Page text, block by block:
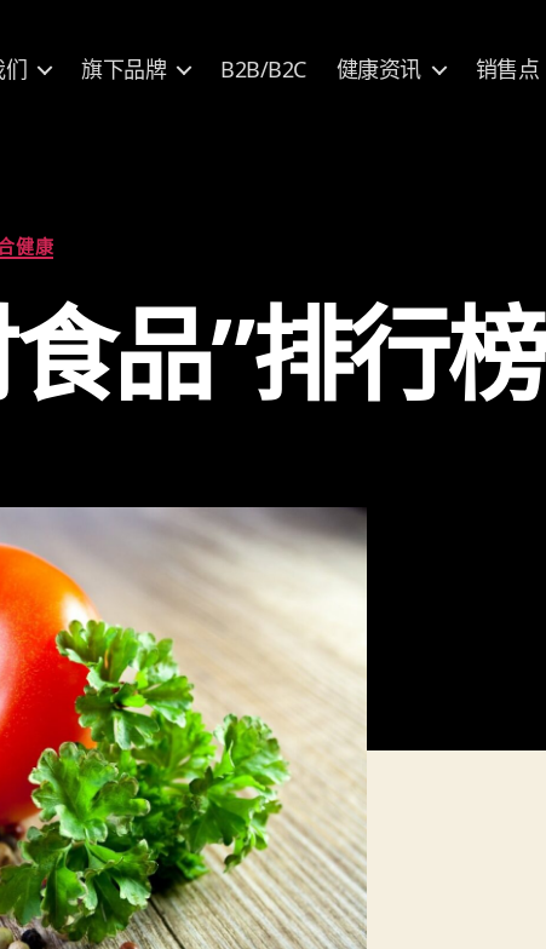
们 旗下品牌 B2B/B2C 健康资讯 销售点
分
类
健康
品”排行榜